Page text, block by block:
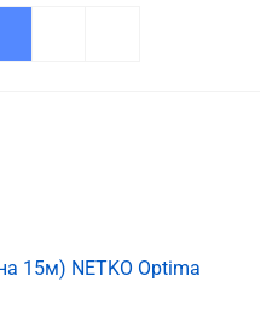
15м) NETKO Optima